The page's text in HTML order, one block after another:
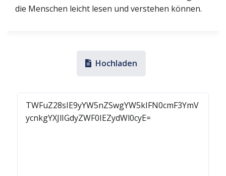
die Menschen leicht lesen und verstehen können.
Hochladen